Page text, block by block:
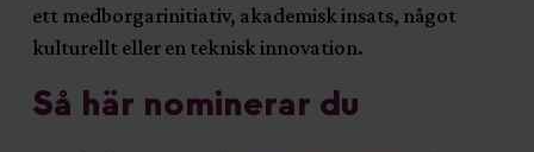
ett medborgarinitiativ, akademisk insats, något
kulturellt eller en teknisk innovation.
Så här nominerar du